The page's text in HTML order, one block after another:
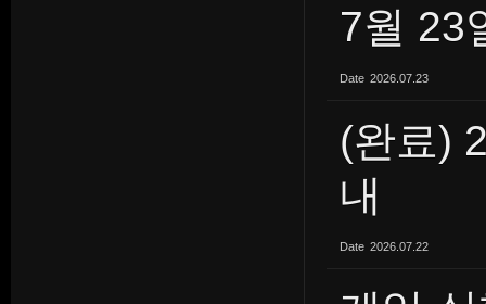
7월 23
Date 2026.07.23
(완료)
내
Date 2026.07.22